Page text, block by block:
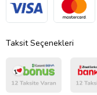
Taksit Seçenekleri